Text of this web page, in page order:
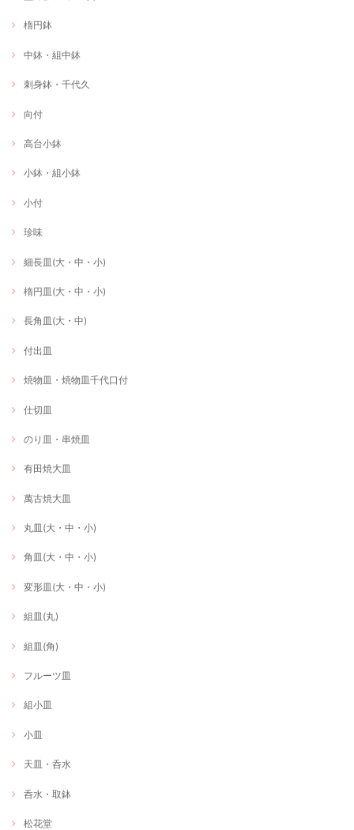
楕円鉢
中鉢・組中鉢
刺身鉢・千代久
向付
高台小鉢
小鉢・組小鉢
小付
珍味
細長皿(大・中・小)
楕円皿(大・中・小)
長角皿(大・中)
付出皿
焼物皿・焼物皿千代口付
仕切皿
のり皿・串焼皿
有田焼大皿
萬古焼大皿
丸皿(大・中・小)
角皿(大・中・小)
変形皿(大・中・小)
組皿(丸)
組皿(角)
フルーツ皿
組小皿
小皿
天皿・呑水
呑水・取鉢
松花堂